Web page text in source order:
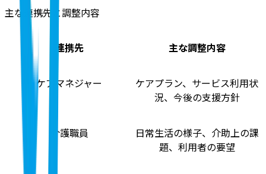
主な連携先と調整内容
連携先 主な調整内容
ケアマネジャー
ケアプラン、サービス利用状
況、今後の支援方針
介護職員
日常生活の様子、介助上の課
題、利用者の要望